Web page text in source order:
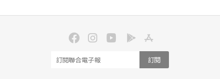
訂閱